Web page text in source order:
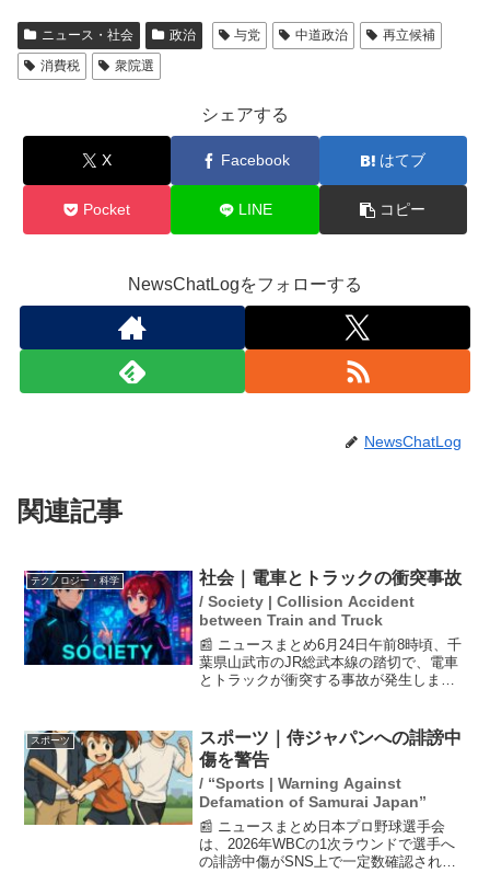
ニュース・社会 政治 与党 中道政治
再立候補
消費税
衆院選
シェアする
X Facebook はてブ
Pocket LINE コピー
NewsChatLogをフォローする
NewsChatLog
関連記事
テクノロジー・科学 社会｜電車とトラックの衝突事故
/ Society | Collision Accident
between Train and Truck
📰 ニュースまとめ6月24日午前8時頃、千
葉県山武市のJR総武本線の踏切で、電車
とトラックが衝突する事故が発生しまし
って搬送されました。事故の影響で、成
東―八街間の上下...
スポーツ
スポーツ｜侍ジャパンへの誹謗中
傷を警告
/ “Sports | Warning Against
Defamation of Samurai Japan”
📰 ニュースまとめ日本プロ野球選手会
は、2026年WBCの1次ラウンドで選手へ
の誹謗中傷がSNS上で一定数確認された